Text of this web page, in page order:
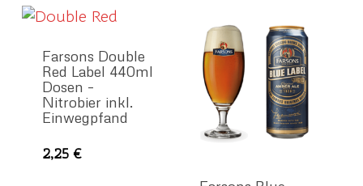
Farsons Double
Red Label 440ml
Dosen –
Nitrobier inkl.
Einwegpfand
2,25€